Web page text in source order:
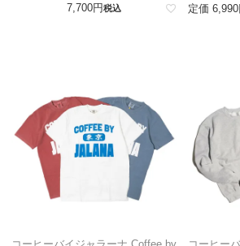
7,700 税込
定価 6,990